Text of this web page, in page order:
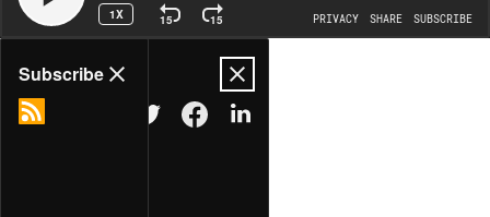
1X 15 15 PRIVACY SHARE SUBSCRIBE
Share
Subscribe